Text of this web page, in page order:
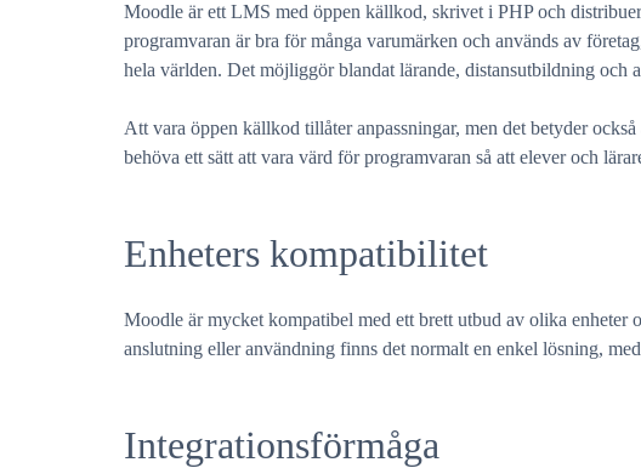
Moodle är ett LMS med öppen källkod, skrivet i PHP och
programvaran är bra för många varumärken och används av
hela världen. Det möjliggör blandat lärande, distansutbildning och
Att vara öppen källkod tillåter anpassningar, men det betyder
behöva ett sätt att vara värd för programvaran så att elever och
Enheters kompatibilitet
Moodle är mycket kompatibel med ett brett utbud av olika enheter
anslutning eller användning finns det normalt en enkel lösning,
Integrationsförmåga